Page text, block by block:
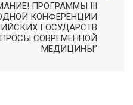
ПРОГРАММЫ III
КОНФЕРЕНЦИИ
ГОСУДАРСТВ
СОВРЕМЕННОЙ
МЕДИЦИНЫ”